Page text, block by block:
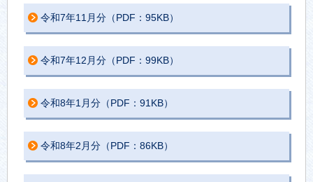
令和7年11月分（PDF：95KB）
令和7年12月分（PDF：99KB）
令和8年1月分（PDF：91KB）
令和8年2月分（PDF：86KB）